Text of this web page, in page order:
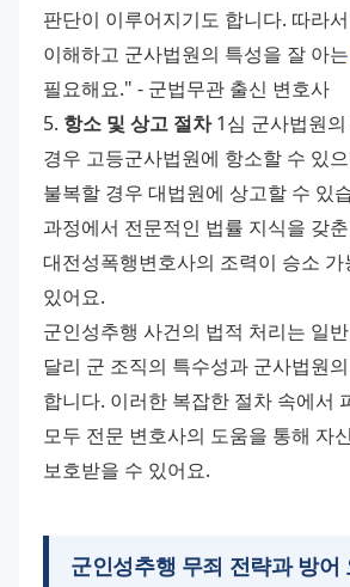
판단이 이루어지기도 합니다. 따라
이해하고 군사법원의 특성을 잘 아는
필요해요." - 군법무관 출신 변호사
5. 항소 및 상고 절차 1심 군사법원
경우 고등군사법원에 항소할 수 있
불복할 경우 대법원에 상고할 수 있
과정에서 전문적인 법률 지식을 갖춘
대전성폭행변호사의 조력이 승소
있어요.
군인성추행 사건의 법적 처리는 일
달리 군 조직의 특수성과 군사법원
합니다. 이러한 복잡한 절차 속에서
모두 전문 변호사의 도움을 통해 자
보호받을 수 있어요.
군인성추행 무죄 전략과 방어